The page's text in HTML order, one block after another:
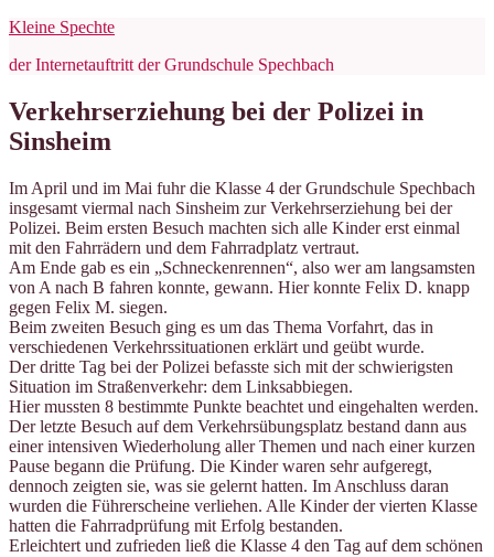
Zum
springen
Kleine Spechte
der Internetauftritt der Grundschule Spechbach
Verkehrserziehung bei der Polizei in
Sinsheim
Im April und im Mai fuhr die Klasse 4 der Grundschule Spechbach
insgesamt viermal nach Sinsheim zur Verkehrserziehung bei der
Polizei. Beim ersten Besuch machten sich alle Kinder erst einmal
mit den Fahrrädern und dem Fahrradplatz vertraut.
Am Ende gab es ein „Schneckenrennen“, also wer am langsamsten
von A nach B fahren konnte, gewann. Hier konnte Felix D. knapp
gegen Felix M. siegen.
Beim zweiten Besuch ging es um das Thema Vorfahrt, das in
verschiedenen Verkehrssituationen erklärt und geübt wurde.
Der dritte Tag bei der Polizei befasste sich mit der schwierigsten
Situation im Straßenverkehr: dem Linksabbiegen.
Hier mussten 8 bestimmte Punkte beachtet und eingehalten werden.
Der letzte Besuch auf dem Verkehrsübungsplatz bestand dann aus
einer intensiven Wiederholung aller Themen und nach einer kurzen
Pause begann die Prüfung. Die Kinder waren sehr aufgeregt,
dennoch zeigten sie, was sie gelernt hatten. Im Anschluss daran
wurden die Führerscheine verliehen. Alle Kinder der vierten Klasse
hatten die Fahrradprüfung mit Erfolg bestanden.
Erleichtert und zufrieden ließ die Klasse 4 den Tag auf dem schönen